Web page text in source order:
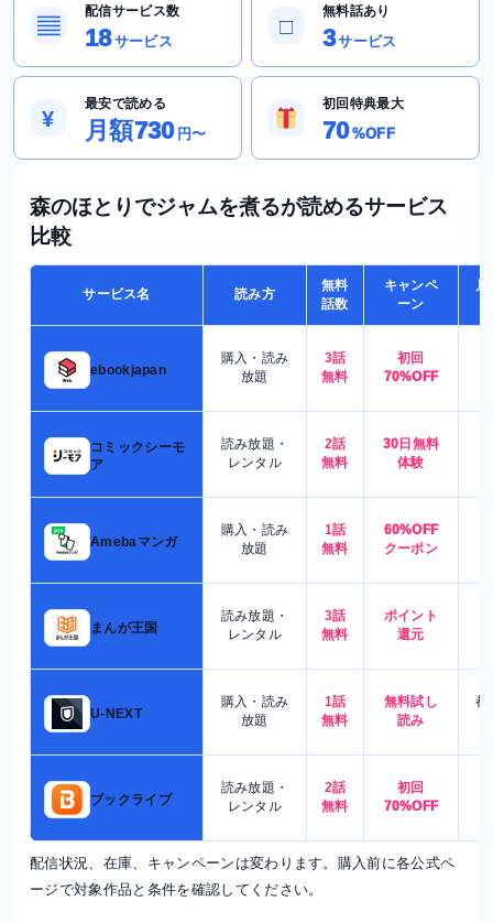
▤
配信サービス数
18サービス
□
無料話あり
3サービス
¥
最安で読める
月額730 円〜
初回特典最大
70%OFF
森のほとりでジャムを煮るが読めるサービス
比較
サービス名 読み方
無料
話数
キャンペ
ーン
月
ebookjapan
購入・読み
放題
3話
無料
初回
70%OFF
コミックシーモ
ア
読み放題・
レンタル
2話
無料
30日無料
体験
Amebaマンガ
購入・読み
放題
1話
無料
60%OFF
クーポン
まんが王国
読み放題・
レンタル
3話
無料
ポイント
還元
U-NEXT
購入・読み
放題
1話
無料
無料試し
読み
都
ブックライブ
読み放題・
レンタル
2話
無料
初回
70%OFF
配信状況、在庫、キャンペーンは変わります。購入前に各公式ペ
ージで対象作品と条件を確認してください。